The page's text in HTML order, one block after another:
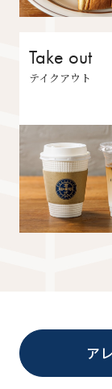
Take out
テイクアウト
ア